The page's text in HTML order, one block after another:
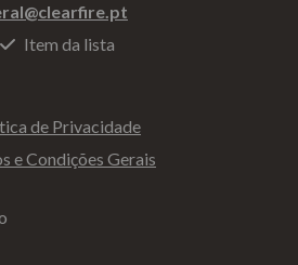
Item da lista
de Privacidade
e Condições Gerais